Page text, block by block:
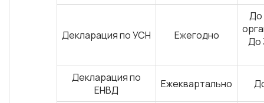
Декларация по УСН Ежегодно
До
До
Декларация по
ЕНВД
Ежеквартально